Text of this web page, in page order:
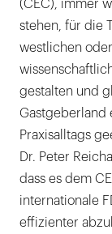
(CEC), immer
stehen, für die
westlichen
gestalten und
Gastgeberland
Praxisalltags
Dr. Peter
dass es dem
internationale
effizienter